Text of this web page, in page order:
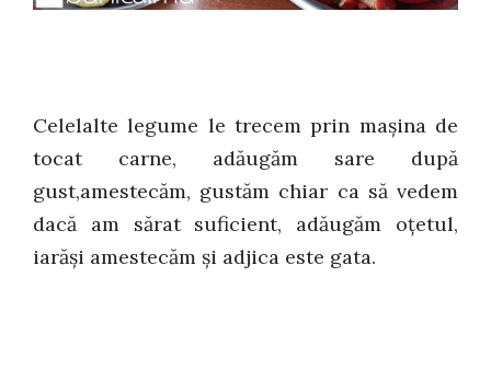
Celelalte legume le trecem prin maşina de
tocat carne, adăugăm sare după
gust,amestecăm, gustăm chiar ca să vedem
dacă am sărat suficient, adăugăm oţetul,
iarăşi amestecăm şi adjica este gata.